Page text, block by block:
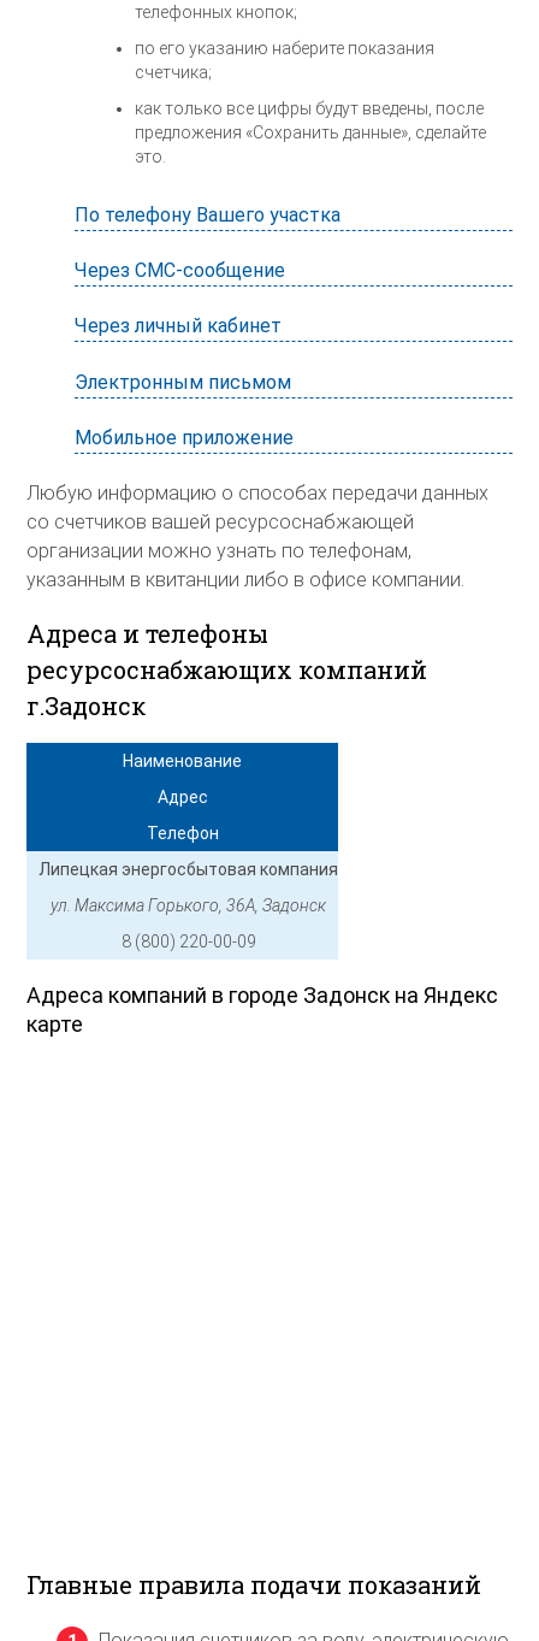
телефонных кнопок;
по его указанию наберите показания
счетчика;
как только все цифры будут введены, после
предложения «Сохранить данные», сделайте
это.
По телефону Вашего участка
Через СМС-сообщение
Через личный кабинет
Электронным письмом
Мобильное приложение
Любую информацию о способах передачи данных
со счетчиков вашей ресурсоснабжающей
организации можно узнать по телефонам,
указанным в квитанции либо в офисе компании.
Адреса и телефоны
ресурсоснабжающих компаний
г.Задонск
Наименование
Адрес
Телефон
Липецкая энергосбытовая компания
ул. Максима Горького, 36А, Задонск
8 (800) 220-00-09
Адреса компаний в городе Задонск на Яндекс
карте
Главные правила подачи показаний